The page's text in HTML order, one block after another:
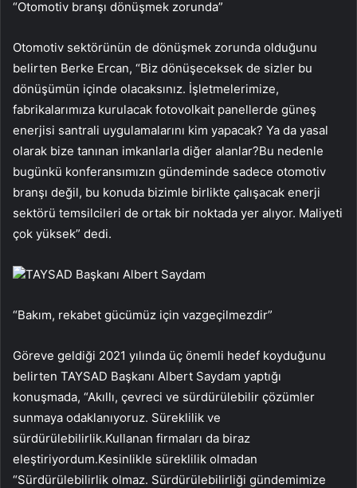
“Otomotiv branşı dönüşmek zorunda”
Otomotiv sektörünün de dönüşmek zorunda olduğunu
belirten Berke Ercan, “Biz dönüşeceksek de sizler bu
dönüşümün içinde olacaksınız. İşletmelerimize,
fabrikalarımıza kurulacak fotovolkait panellerde güneş
enerjisi santrali uygulamalarını kim yapacak? Ya da yasal
olarak bize tanınan imkanlarla diğer alanlar?Bu nedenle
bugünkü konferansımızın gündeminde sadece otomotiv
branşı değil, bu konuda bizimle birlikte çalışacak enerji
sektörü temsilcileri de ortak bir noktada yer alıyor. Maliyeti
çok yüksek” dedi.
TAYSAD Başkanı Albert Saydam
“Bakım, rekabet gücümüz için vazgeçilmezdir”
Göreve geldiği 2021 yılında üç önemli hedef koyduğunu
belirten TAYSAD Başkanı Albert Saydam yaptığı
konuşmada, “Akıllı, çevreci ve sürdürülebilir çözümler
sunmaya odaklanıyoruz. Süreklilik ve
sürdürülebilirlik.Kullanan firmaları da biraz
eleştiriyordum.Kesinlikle süreklilik olmadan
“Sürdürülebilirlik olmaz. Sürdürülebilirliği gündemimize